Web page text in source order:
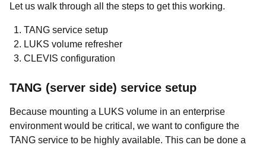
Let us walk through all the steps to get this working.
TANG service setup
LUKS volume refresher
CLEVIS configuration
TANG (server side) service setup
Because mounting a LUKS volume in an enterprise
environment would be critical, we want to configure the
TANG service to be highly available. This can be done a